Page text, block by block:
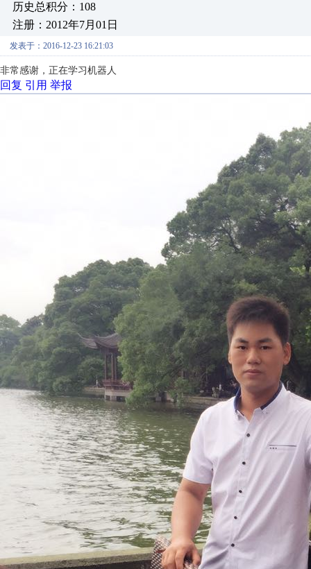
历史总积分：108
注册：2012年7月01日
发表于：2016-12-23 16:21:03
非常感谢，正在学习机器人
回复 引用 举报